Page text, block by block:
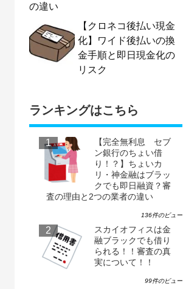
の違い
【クロネコ後払い現金
化】ワイド後払いの換
金手順と即日現金化の
リスク
ランキングはこちら
【完全無利息 セブ
ン銀行のちょい借
り！？】ちょいカ
リ・神金融はブラッ
クでも即日融資？審
査の理由と2つの業者の違い
136件のビュー
スカイオフィスは金
融ブラックでも借り
られる！！審査の真
実について！！
99件のビュー